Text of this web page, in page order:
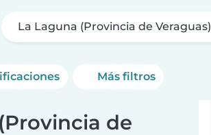
La Laguna (Provincia de Veraguas)
Más filtros
de